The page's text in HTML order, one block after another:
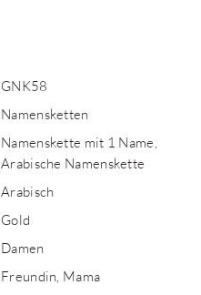
GNK58
Namensketten
Namenskette mit 1 Name,
Arabische Namenskette
Arabisch
Gold
Damen
Freundin, Mama